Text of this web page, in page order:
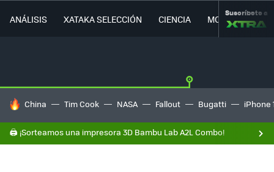
ANÁLISIS XATAKA SELECCIÓN CIENCIA MOVILIDAD
Suscríbete a
HOY SE HABLA DE
China Tim Cook NASA Fallout Bugatti iPhone
🖨️ ¡Sorteamos una impresora 3D Bambu Lab A2L Combo!